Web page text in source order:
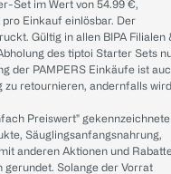
Set im Wert von 54.99 €,
Einkauf einlösbar. Der
Gültig in allen BIPA Filialen
des tiptoi Starter Sets
der PAMPERS Einkäufe ist
retournieren, andernfalls wird
Preiswert" gekennzeichnete
Säuglingsanfangsnahrung,
anderen Aktionen und
Solange der Vorrat